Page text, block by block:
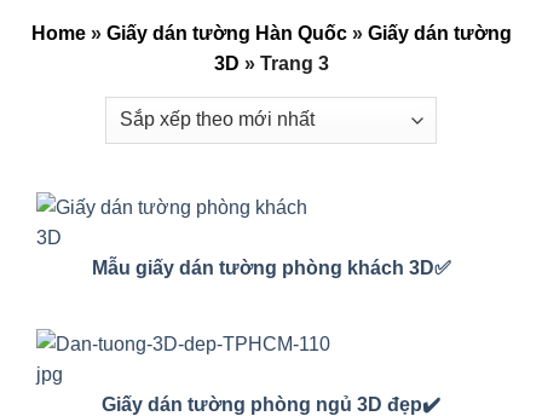
Home» Giấy dán tường Hàn Quốc» Giấy dán tường
3D » Trang 3
Mẫu giấy dán tường phòng khách 3D✅
Giấy dán tường phòng ngủ 3D đẹp✔️